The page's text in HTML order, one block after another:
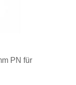
PN für